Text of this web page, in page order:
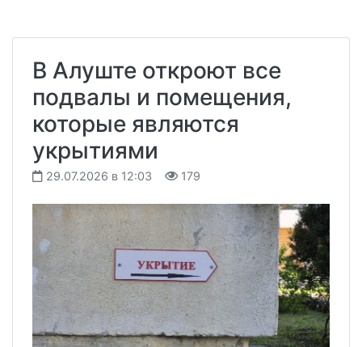
В Алуште откроют все
подвалы и помещения,
которые являются
укрытиями
29.07.2026 в 12:03 179